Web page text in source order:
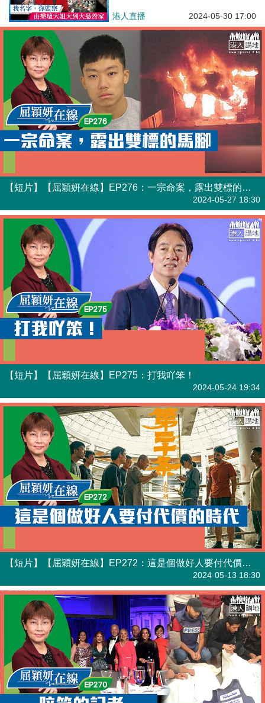
港人直播 2024-05-30 17:00
【短片】【屈穎妍在線】EP276：一宗命案，露出雙標的馬腳
2024-05-27 18:30
【短片】【屈穎妍在線】EP275：打我吖笨！
2024-05-24 19:34
【短片】【屈穎妍在線】EP272：這是個做好人要付代價的時代
2024-05-13 18:30